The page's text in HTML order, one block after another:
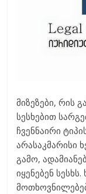
მიზეზები, რის
სესხებით
ჩვენნაირი
არასაკმარისი
გამო,
იყენებენ